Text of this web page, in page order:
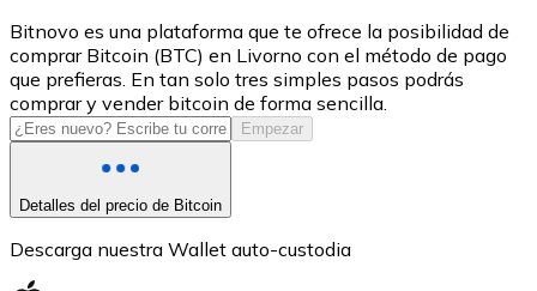
USD Coin
USDC
Bitnovo es una plataforma que te ofrece la posibilidad de
comprar Bitcoin (BTC) en Livorno con el método de pago
que prefieras. En tan solo tres simples pasos podrás
comprar y vender bitcoin de forma sencilla.
Empezar
Detalles del precio de Bitcoin
Descarga nuestra Wallet auto-custodia